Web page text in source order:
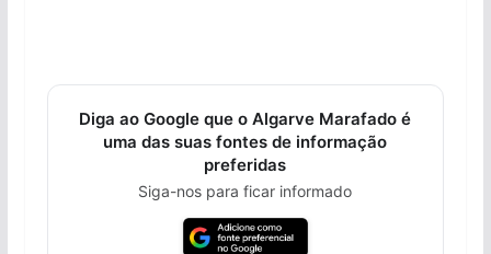
Diga ao Google que o Algarve Marafado é
uma das suas fontes de informação
preferidas
Siga-nos para ficar informado